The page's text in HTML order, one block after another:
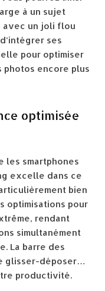
à un sujet
avec un joli flou
ses
pour optimiser
photos encore plus
optimisée
les smartphones
excelle dans ce
bien
optimisations pour
rendant
simultanément
La barre des
glisser-déposer…
productivité.